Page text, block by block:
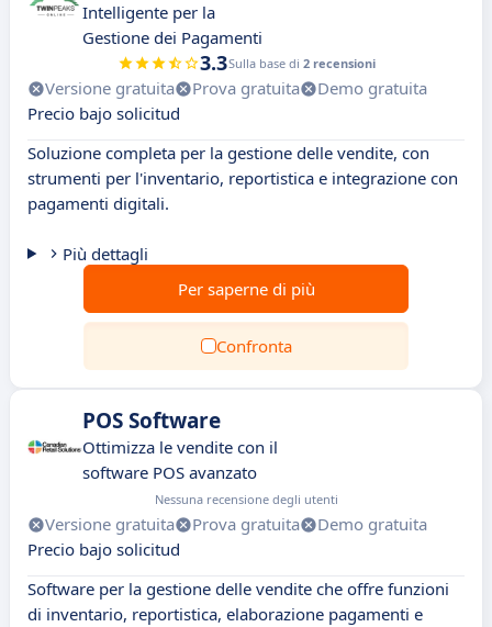
Intelligente per la
Gestione dei Pagamenti
3.3Sulla base di 2 recensioni
Versione gratuita Prova gratuita
Demo gratuita
Precio bajo solicitud
Soluzione completa per la gestione delle vendite, con
strumenti per l'inventario, reportistica e integrazione con
pagamenti digitali.
Più dettagli
Per saperne di più
Confronta
POS Software
Ottimizza le vendite con il
software POS avanzato
Nessuna recensione degli utenti
Versione gratuita Prova gratuita
Demo gratuita
Precio bajo solicitud
Software per la gestione delle vendite che offre funzioni
di inventario, reportistica, elaborazione pagamenti e